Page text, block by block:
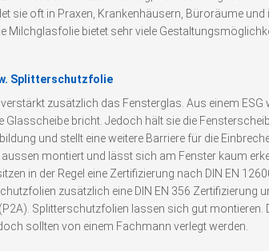
sie oft in Praxen, Krankenhäusern, Büroräume und
Milchglasfolie bietet sehr viele
Splitterschutzfolie
zusätzlich das Fensterglas. Aus einem ESG
Glasscheibe bricht. Jedoch hält sie die
und stellt eine weitere Barriere für die
montiert und lässt sich am Fenster kaum
in der Regel eine Zertifizierung nach DIN EN
zusätzlich eine DIN EN 356 Zertifizierung
Splitterschutzfolien lassen sich gut montieren.
sollten von einem Fachmann verlegt werden.